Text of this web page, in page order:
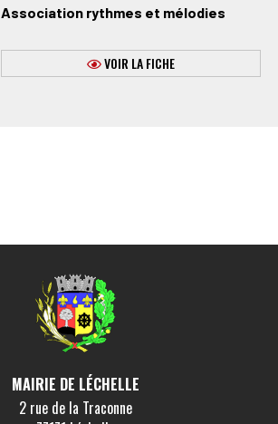
Association rythmes et mélodies
VOIR LA FICHE
MAIRIE DE LÉCHELLE
2 rue de la Traconne